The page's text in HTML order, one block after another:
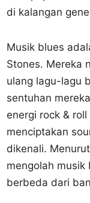
di kalangan
Musik blues
Stones. Mereka
ulang lagu-lagu
sentuhan
energi rock &
menciptakan
dikenali.
mengolah musik
berbeda dari